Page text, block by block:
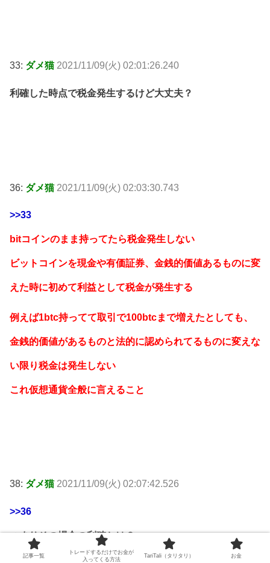
33: ダメ猫 2021/11/09(火) 02:01:26.240
利確した時点で税金発生するけど大丈夫？
36: ダメ猫 2021/11/09(火) 02:03:30.743
>>33
bitコインのまま持ってたら税金発生しない
ビットコインを現金や有価証券、金銭的価値あるものに変
えた時に初めて利益として税金が発生する
例えば1btc持ってて取引で100btcまで増えたとしても、
金銭的価値があるものと法的に認められてるものに変えな
い限り税金は発生しない
これ仮想通貨全般に言えること
38: ダメ猫 2021/11/09(火) 02:07:42.526
>>36
つまりその場合の利確とは？
記事一覧
トレードするだけでお金が
入ってくる方法
TariTali（タリタリ） お金